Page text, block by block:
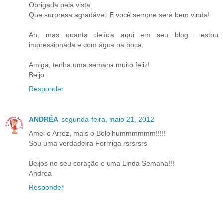
Obrigada pela vista.
Que surpresa agradável. E você sempre será bem vinda!
Ah, mas quanta delícia aqui em seu blog... estou
impressionada e com água na boca.
Amiga, tenha uma semana muito feliz!
Beijo
Responder
ANDRÉA segunda-feira, maio 21, 2012
Amei o Arroz, mais o Bolo hummmmmm!!!!!
Sou uma verdadeira Formiga rsrsrsrs
Beijos no seu coração e uma Linda Semana!!!
Andrea
Responder